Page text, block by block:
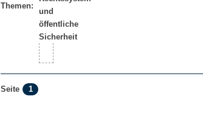
Themen:
Seite 1